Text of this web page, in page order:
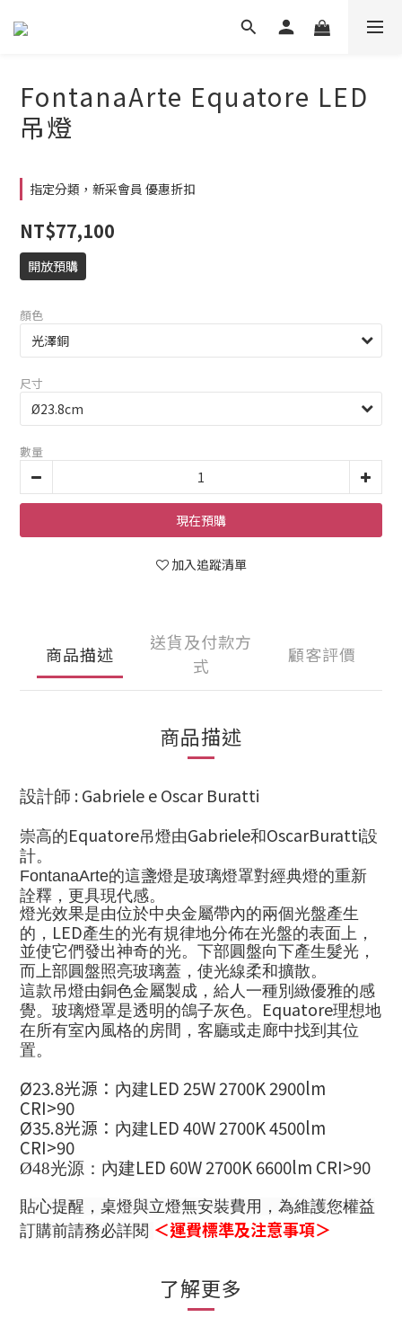
FontanaArte Equatore LED
吊燈
指定分類，新采會員 優惠折扣
NT$77,100
開放預購
顏色
尺寸
數量
現在預購
加入追蹤清單
商品描述
送貨及付款方
式
顧客評價
商品描述
設計師 : Gabriele e Oscar Buratti
崇高的Equatore吊燈由Gabriele和OscarBuratti設
計。
FontanaArte的這盞燈是玻璃燈罩對經典燈的重新
詮釋，更具現代感。
燈光效果是由位於中央金屬帶內的兩個光盤產生
的， LED產生的光有規律地分佈在光盤的表面上，
並使它們發出神奇的光。下部圓盤向下產生髮光，
而上部圓盤照亮玻璃蓋，使光線柔和擴散。
這款吊燈由銅色金屬製成，給人一種別緻優雅的感
覺。玻璃燈罩是透明的鴿子灰色。 Equatore理想地
在所有室內風格的房間，客廳或走廊中找到其位
置。
Ø23.8光源： 內建LED 25W 2700K 2900lm
CRI>90
Ø35.8光源： 內建LED40W 2700K 4500lm
CRI>90
Ø48光源： 內建LED 60W 2700K 6600lm CRI>90
貼心提醒，桌燈與立燈無安裝費用，為維護您權益
訂購前請務必詳閱 ＜運費標準及注意事項＞
了解更多